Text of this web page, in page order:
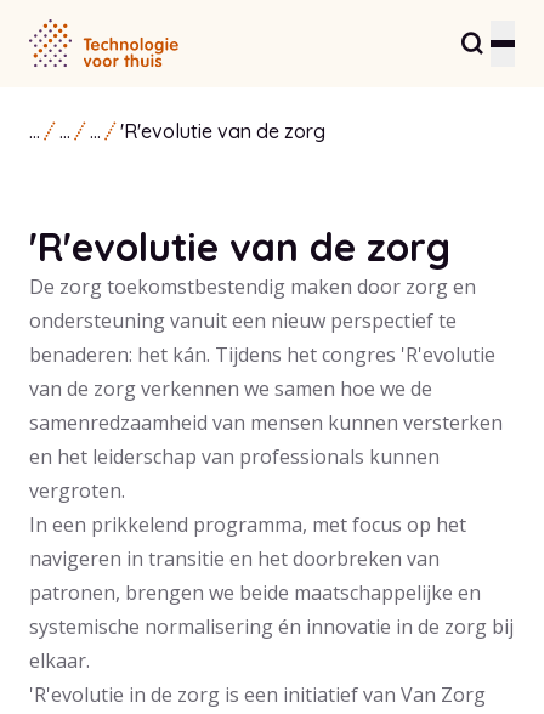
Residents and care providers
Healthcare Innovation Hub
About us
Contact
... ... ... 'R'evolutie van de zorg
'R'evolutie van de zorg
De zorg toekomstbestendig maken door zorg en
ondersteuning vanuit een nieuw perspectief te
benaderen: het kán. Tijdens het congres 'R'evolutie
van de zorg verkennen we samen hoe we de
samenredzaamheid van mensen kunnen versterken
en het leiderschap van professionals kunnen
vergroten.
In een prikkelend programma, met focus op het
navigeren in transitie en het doorbreken van
patronen, brengen we beide maatschappelijke en
systemische normalisering én innovatie in de zorg bij
elkaar.
'R'evolutie in de zorg is een initiatief van Van Zorg